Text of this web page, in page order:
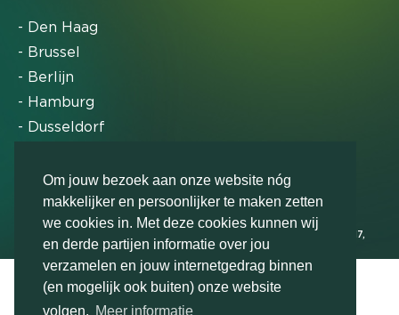
Om jouw bezoek aan onze website nóg
makkelijker en persoonlijker te maken zetten
we cookies in. Met deze cookies kunnen wij
en derde partijen informatie over jou
verzamelen en jouw internetgedrag binnen
(en mogelijk ook buiten) onze website
volgen. Meer informatie
- Den Haag
- Brussel
- Berlijn
- Hamburg
- Dusseldorf
Markteffect is door het Financieele Dagblad
uitgeroepen tot FD Gazelle in 2012, 2015, 2016, 2017,
2018, 2019, 2020, 2021, 2022, 2023, 2024 en 2025